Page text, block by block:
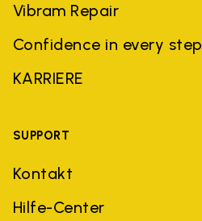
Vibram Repair
Confidence in every step
KARRIERE
SUPPORT
Kontakt
Hilfe-Center